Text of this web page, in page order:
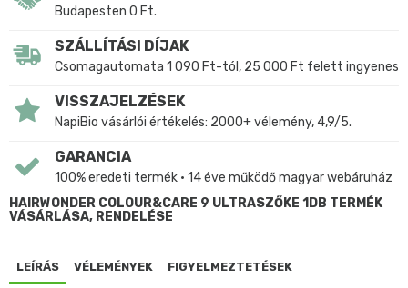
Budapesten 0 Ft.
SZÁLLÍTÁSI DÍJAK
Csomagautomata 1 090 Ft-tól, 25 000 Ft felett ingyenes
VISSZAJELZÉSEK
NapiBio vásárlói értékelés: 2000+ vélemény, 4,9/5.
GARANCIA
100% eredeti termék • 14 éve működő magyar webáruház
HAIRWONDER COLOUR&CARE 9 ULTRASZŐKE 1DB TERMÉK
VÁSÁRLÁSA, RENDELÉSE
LEÍRÁS VÉLEMÉNYEK FIGYELMEZTETÉSEK